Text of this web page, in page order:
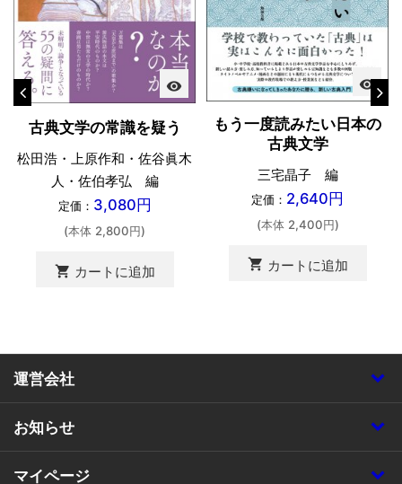
visibility
古典文学の常識を疑う
松田浩・上原作和・佐谷眞木
人・佐伯孝弘 編
定価： 3,080円
(本体 2,800円)
shopping_cart カートに追加
visibility
もう一度読みたい日本の
古典文学
三宅晶子 編
定価： 2,640円
(本体 2,400円)
shopping_cart カートに追加
運営会社
お知らせ
マイページ